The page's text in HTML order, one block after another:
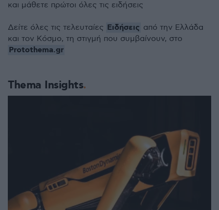
Thema Insights
και μάθετε πρώτοι όλες τις ειδήσεις
Δείτε όλες τις τελευταίες Ειδήσεις από την Ελλάδα
και τον Κόσμο, τη στιγμή που συμβαίνουν, στο
Protothema.gr